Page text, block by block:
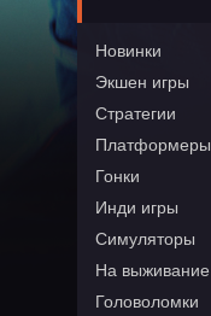
Новинки
Экшен игры
Стратегии
Платформеры
Гонки
Инди игры
Симуляторы
На выживание
Головоломки